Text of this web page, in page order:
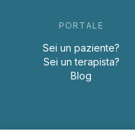
PORTALE
Sei un paziente?
Sei un terapista?
Blog